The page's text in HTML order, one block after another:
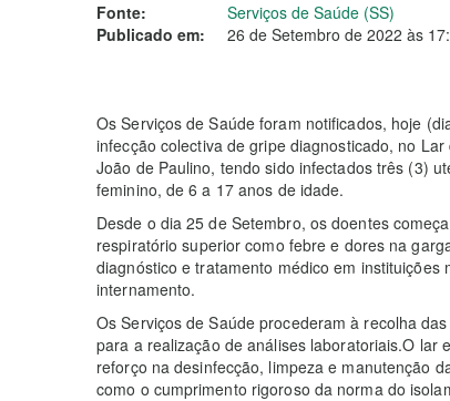
Fonte:
Serviços de Saúde (SS)
Publicado em:
26 de Setembro de 2022 às
Os Serviços de Saúde foram notificados, hoje
infecção colectiva de gripe diagnosticado, no
João de Paulino, tendo sido infectados três (3)
feminino, de 6 a 17 anos de idade.
Desde o dia 25 de Setembro, os doentes
respiratório superior como febre e dores na
diagnóstico e tratamento médico em
internamento.
Os Serviços de Saúde procederam à recolha
para a realização de análises laboratoriais.O lar
reforço na desinfecção, limpeza e manutenção
como o cumprimento rigoroso da norma do